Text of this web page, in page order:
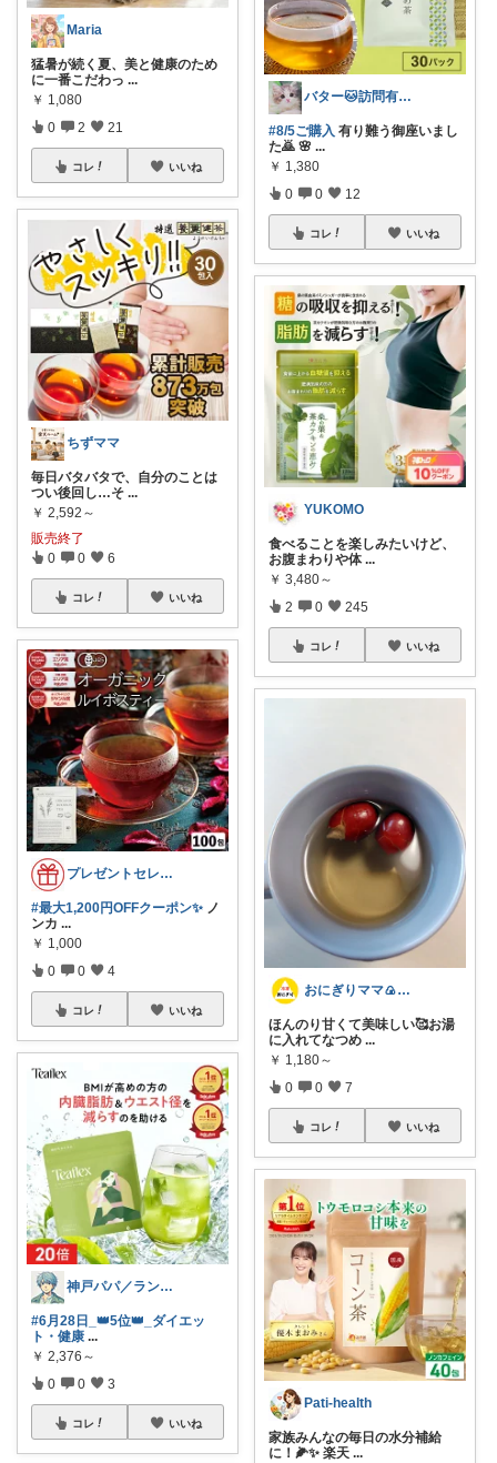
Maria
猛暑が続く夏、美と健康のため
に一番こだわっ ...
￥ 1,080
0 2 21
コレ いいね
ちずママ
毎日バタバタで、自分のことは
つい後回し…そ ...
￥ 2,592～
販売終了
0 0 6
コレ いいね
プレゼントセレクト館024
#最大1,200円OFFクーポン✨ ノ
ンカ ...
￥ 1,000
0 0 4
コレ いいね
神戸パパ／ランキング＆レビュー毎日掲載
#6月28日_👑5位👑_ダイエッ
ト・健康 ...
￥ 2,376～
0 0 3
コレ いいね
バター🐱訪問有難うございます💕
#8/5ご購入 有り難う御座いまし
た🙇 🌸 ...
￥ 1,380
0 0 12
コレ いいね
YUKOMO
食べることを楽しみたいけど、
お腹まわりや体 ...
￥ 3,480～
2 0 245
コレ いいね
おにぎりママ🍙四毒抜きおすすめ商品🍚
ほんのり甘くて美味しい🥰お湯
に入れてなつめ ...
￥ 1,180～
0 0 7
コレ いいね
Pati-health
家族みんなの毎日の水分補給
に！🌽✨ 楽天 ...